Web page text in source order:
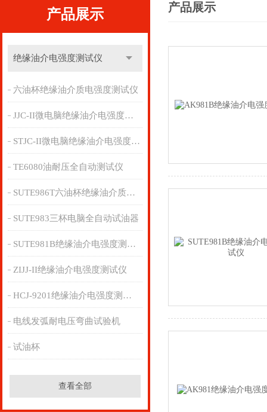
产品展示
绝缘油介电强度测试仪
六油杯绝缘油介质电强度测试仪
JJC-II微电脑绝缘油介电强度测试仪
STJC-II微电脑绝缘油介电强度测试仪
TE6080油耐压全自动测试仪
SUTE986T六油杯绝缘油介质电强度测试仪
SUTE983三杯电脑全自动试油器
SUTE981B绝缘油介电强度测试仪
ZIJJ-II绝缘油介电强度测试仪
HCJ-9201绝缘油介电强度测试仪
电线发弧耐电压弯曲试验机
试油杯
查看全部
产品展示